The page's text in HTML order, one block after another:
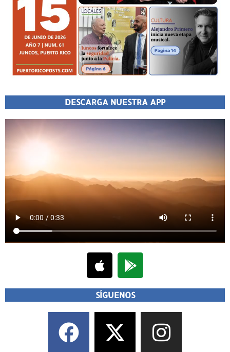
DESCARGA NUESTRA APP
SÍGUENOS